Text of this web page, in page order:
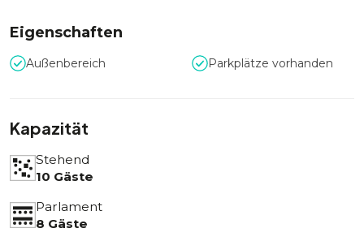
Eigenschaften
Außenbereich Parkplätze vorhanden
Kapazität
Stehend
10 Gäste
Parlament
8 Gäste